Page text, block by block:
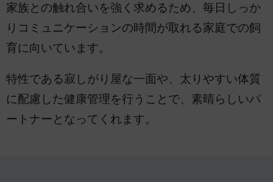
家族との触れ合いを強く求めるため、毎日しっか
りコミュニケーションの時間が取れる家庭での飼
育に向いています。
特性である寂しがり屋な一面や、太りやすい体質
に配慮した健康管理を行うことで、素晴らしいパ
ートナーとなってくれます。